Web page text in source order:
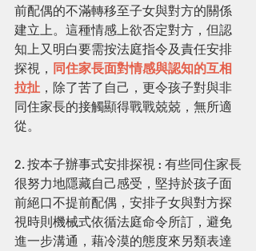
前配偶的不滿轉移至子女與對方的關係
建立上。這種情感上欲否定對方，但認
知上又明白要需按法庭指令及責任安排
探視， 同住家長面對情感與認知的互相
拉扯 ，除了苦了自己，更令孩子對與非
同住家長的接觸顯得戰戰兢兢，無所適
從。
2. 按本子辦事式安排探視 : 有些同住家長
很努力地隱藏自己感受，堅持於孩子面
前絕口不提前配偶，安排子女與對方探
視時則機械式依循法庭命令所訂，避免
進一步溝通，藉冷漠的態度來另類表達